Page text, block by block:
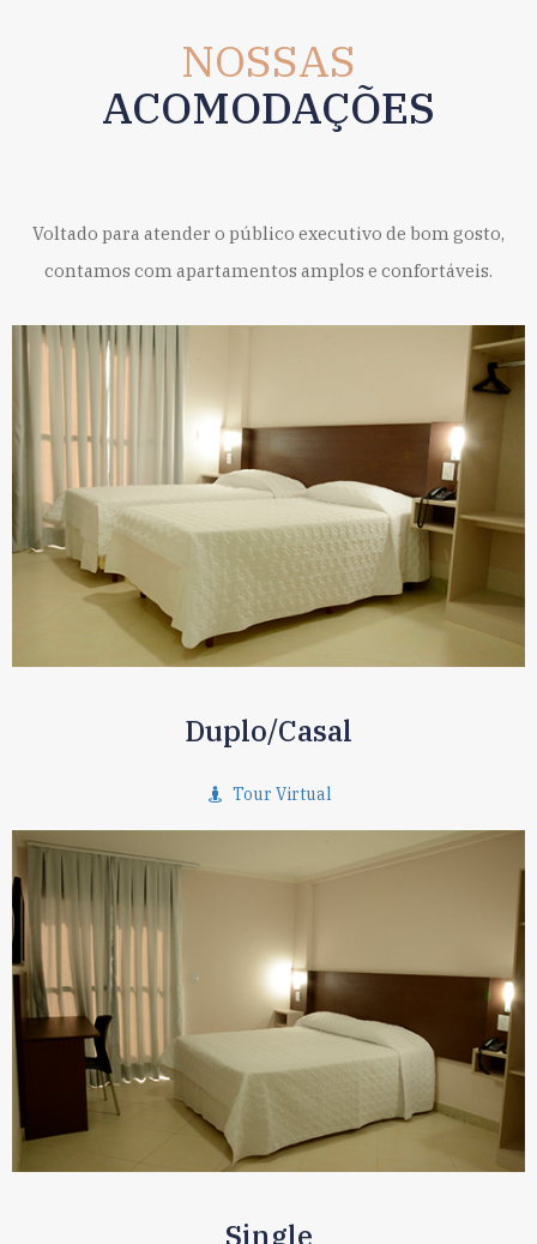
NOSSAS
ACOMODAÇÕES
Voltado para atender o público executivo de bom gosto,
contamos com apartamentos amplos e confortáveis.
Duplo/Casal
Tour Virtual
Single